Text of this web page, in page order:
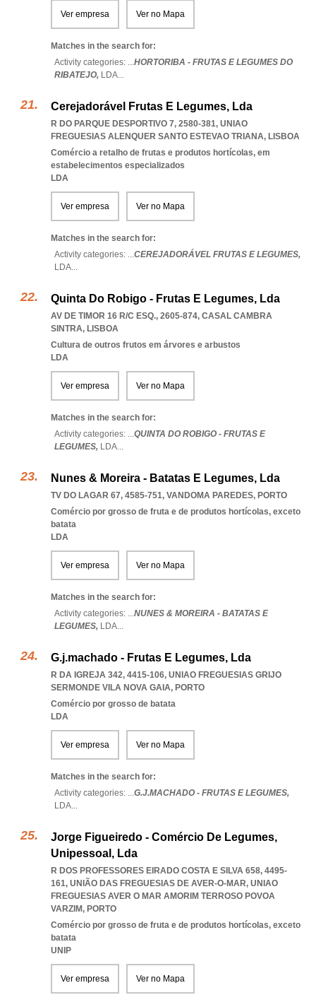
Ver empresa Ver no Mapa
Matches in the search for:
Activity categories: ...HORTORIBA - FRUTAS E LEGUMES DO
RIBATEJO, LDA...
Cerejadorável Frutas E Legumes, Lda
R DO PARQUE DESPORTIVO 7, 2580-381, UNIAO
FREGUESIAS ALENQUER SANTO ESTEVAO TRIANA, LISBOA
Comércio a retalho de frutas e produtos hortícolas, em
estabelecimentos especializados
LDA
Ver empresa Ver no Mapa
Matches in the search for:
Activity categories: ...CEREJADORÁVEL FRUTAS E LEGUMES,
LDA...
Quinta Do Robigo - Frutas E Legumes, Lda
AV DE TIMOR 16 R/C ESQ., 2605-874, CASAL CAMBRA
SINTRA, LISBOA
Cultura de outros frutos em árvores e arbustos
LDA
Ver empresa Ver no Mapa
Matches in the search for:
Activity categories: ...QUINTA DO ROBIGO - FRUTAS E
LEGUMES, LDA...
Nunes & Moreira - Batatas E Legumes, Lda
TV DO LAGAR 67, 4585-751, VANDOMA PAREDES, PORTO
Comércio por grosso de fruta e de produtos hortícolas, exceto
batata
LDA
Ver empresa Ver no Mapa
Matches in the search for:
Activity categories: ...NUNES & MOREIRA - BATATAS E
LEGUMES, LDA...
G.j.machado - Frutas E Legumes, Lda
R DA IGREJA 342, 4415-106, UNIAO FREGUESIAS GRIJO
SERMONDE VILA NOVA GAIA, PORTO
Comércio por grosso de batata
LDA
Ver empresa Ver no Mapa
Matches in the search for:
Activity categories: ...G.J.MACHADO - FRUTAS E LEGUMES,
LDA...
Jorge Figueiredo - Comércio De Legumes,
Unipessoal, Lda
R DOS PROFESSORES EIRADO COSTA E SILVA 658, 4495-
161, UNIÃO DAS FREGUESIAS DE AVER-O-MAR, UNIAO
FREGUESIAS AVER O MAR AMORIM TERROSO POVOA
VARZIM, PORTO
Comércio por grosso de fruta e de produtos hortícolas, exceto
batata
UNIP
Ver empresa Ver no Mapa